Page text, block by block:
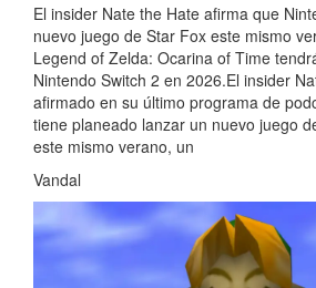
El insider Nate the Hate afirma que
nuevo juego de Star Fox este mismo
Legend of Zelda: Ocarina of Time
Nintendo Switch 2 en 2026.El insider
afirmado en su último programa de
tiene planeado lanzar un nuevo juego
este mismo verano, un
Vandal